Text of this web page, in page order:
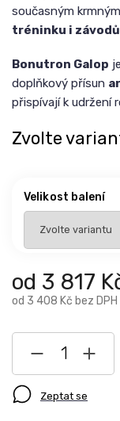
od 3 817
od 3 408 Kč bez DPH
Zvolte
Velikost balení
současným
tréninku i závodů
Bonutron Galop
doplňkový přísun
přispívají k udržení
Zeptat se